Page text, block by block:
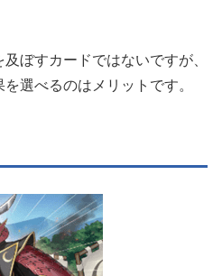
ぼすカードではないですが、
選べるのはメリットです。